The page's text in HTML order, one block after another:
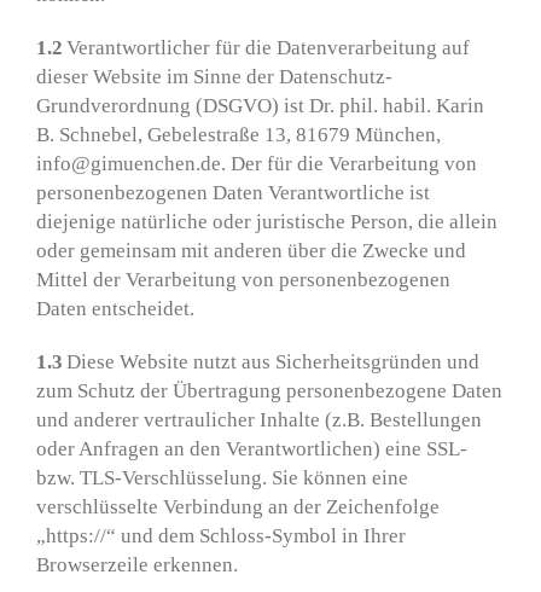
1.2 Verantwortlicher für die Datenverarbeitung auf
dieser Website im Sinne der Datenschutz-
Grundverordnung (DSGVO) ist Dr. phil. habil. Karin
B. Schnebel, Gebelestraße 13, 81679 München,
info@gimuenchen.de. Der für die Verarbeitung von
personenbezogenen Daten Verantwortliche ist
diejenige natürliche oder juristische Person, die allein
oder gemeinsam mit anderen über die Zwecke und
Mittel der Verarbeitung von personenbezogenen
Daten entscheidet.
1.3 Diese Website nutzt aus Sicherheitsgründen und
zum Schutz der Übertragung personenbezogene Daten
und anderer vertraulicher Inhalte (z.B. Bestellungen
oder Anfragen an den Verantwortlichen) eine SSL-
bzw. TLS-Verschlüsselung. Sie können eine
verschlüsselte Verbindung an der Zeichenfolge
„https://“ und dem Schloss-Symbol in Ihrer
Browserzeile erkennen.